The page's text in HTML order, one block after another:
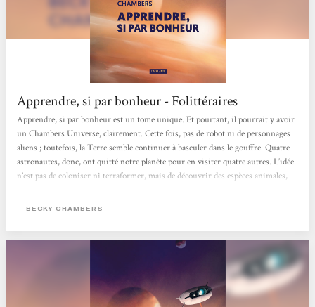
Apprendre, si par bonheur - Folittéraires
Apprendre, si par bonheur est un tome unique. Et pourtant, il pourrait y avoir
un Chambers Universe, clairement. Cette fois, pas de robot ni de personnages
aliens ; toutefois, la Terre semble continuer à basculer dans le gouffre. Quatre
astronautes, donc, ont quitté notre planète pour en visiter quatre autres. L’idée
n’est pas de coloniser ni terraformer, mais de découvrir des espèces animales,
écosystèmes. Le fait de se dérouler loin de notre planète n’empêche pas le roman
BECKY CHAMBERS